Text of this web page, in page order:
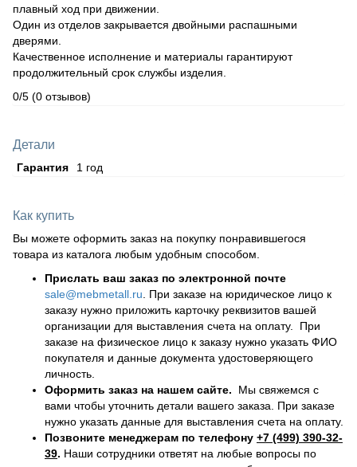
плавный ход при движении.
Один из отделов закрывается двойными распашными
дверями.
Качественное исполнение и материалы гарантируют
продолжительный срок службы изделия.
0/5 (0 отзывов)
Детали
Гарантия 1 год
Как купить
Вы можете оформить заказ на покупку понравившегося
товара из каталога любым удобным способом.
Прислать ваш заказ по электронной почте
sale@mebmetall.ru . При заказе на юридическое лицо к
заказу нужно приложить карточку реквизитов вашей
организации для выставления счета на оплату. При
заказе на физическое лицо к заказу нужно указать ФИО
покупателя и данные документа удостоверяющего
личность.
Оформить заказ на нашем сайте. Мы свяжемся с
вами чтобы уточнить детали вашего заказа. При заказе
нужно указать данные для выставления счета на оплату.
Позвоните менеджерам по телефону +7 (499) 390-32-
39. Наши сотрудники ответят на любые вопросы по